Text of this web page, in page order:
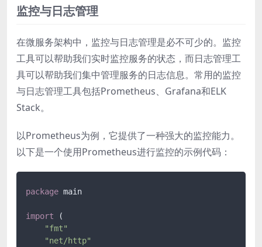
监控与日志管理
在微服务架构中，监控与日志管理是必不可少的。监控
工具可以帮助我们实时监控服务的状态，而日志管理工
具可以帮助我们集中管理服务的日志信息。常用的监控
与日志管理工具包括Prometheus、Grafana和ELK
Stack。
以Prometheus为例，它提供了一种强大的监控能力。
以下是一个使用Prometheus进行监控的示例代码：
package main
import (
"fmt"
"net/http"